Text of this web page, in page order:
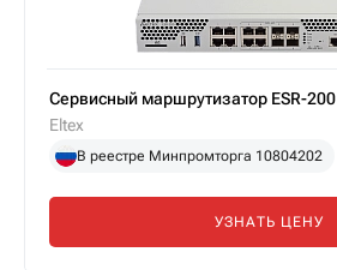
Сервисный маршрутизатор ESR-200
Eltex
В реестре Минпромторга 10804202
УЗНАТЬ ЦЕНУ